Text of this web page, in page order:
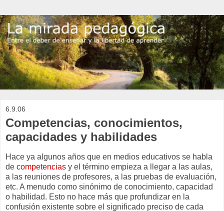
6.9.06
Competencias, conocimientos,
capacidades y habilidades
Hace ya algunos años que en medios educativos se habla
de competencias y el término empieza a llegar a las aulas,
a las reuniones de profesores, a las pruebas de evaluación,
etc. A menudo como sinónimo de conocimiento, capacidad
o habilidad. Esto no hace más que profundizar en la
confusión existente sobre el significado preciso de cada